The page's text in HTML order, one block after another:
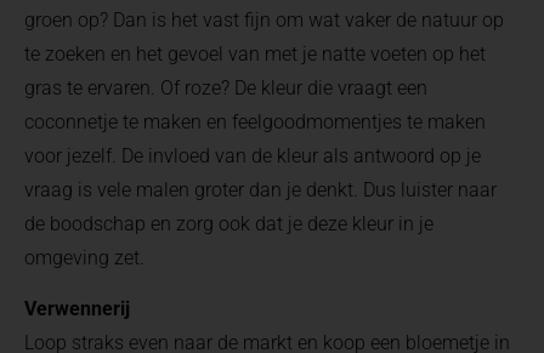
groen op? Dan is het vast fijn om wat vaker de natuur op
te zoeken en het gevoel van met je natte voeten op het
gras te ervaren. Of roze? De kleur die vraagt een
coconnetje te maken en feelgoodmomentjes te maken
voor jezelf. De invloed van de kleur als antwoord op je
vraag is vele malen groter dan je denkt. Dus luister naar
de boodschap en zorg ook dat je deze kleur in je
omgeving zet.
Verwennerij
Loop straks even naar de markt en koop een bloemetje in